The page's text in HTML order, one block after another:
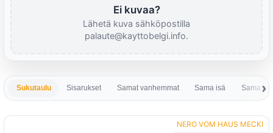
Ei kuvaa?
Lähetä kuva sähköpostilla
palaute@kayttobelgi.info.
Sukutaulu Sisarukset Samat vanhemmat Sama isä Sama
NERO VOM HAUS MECKI